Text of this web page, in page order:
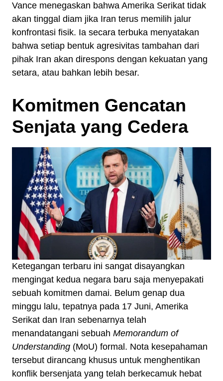
Vance menegaskan bahwa Amerika Serikat tidak
akan tinggal diam jika Iran terus memilih jalur
konfrontasi fisik. Ia secara terbuka menyatakan
bahwa setiap bentuk agresivitas tambahan dari
pihak Iran akan direspons dengan kekuatan yang
setara, atau bahkan lebih besar.
Komitmen Gencatan
Senjata yang Cedera
Ketegangan terbaru ini sangat disayangkan
mengingat kedua negara baru saja menyepakati
sebuah komitmen damai. Belum genap dua
minggu lalu, tepatnya pada 17 Juni, Amerika
Serikat dan Iran sebenarnya telah
menandatangani sebuah Memorandum of
Understanding (MoU) formal. Nota kesepahaman
tersebut dirancang khusus untuk menghentikan
konflik bersenjata yang telah berkecamuk hebat